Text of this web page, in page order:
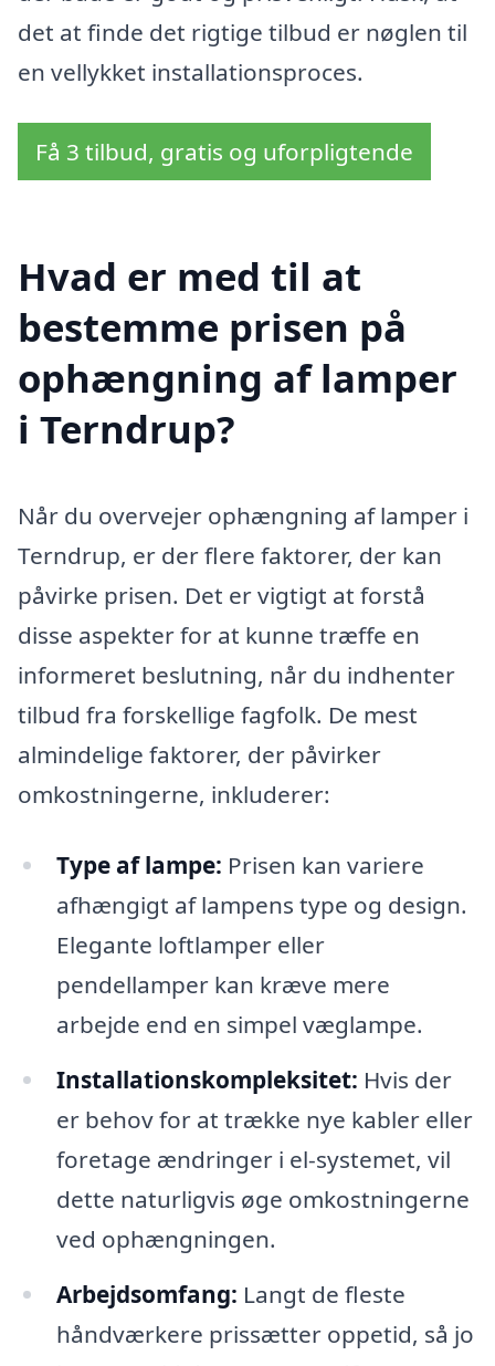
det at finde det rigtige tilbud er nøglen til
en vellykket installationsproces.
Få 3 tilbud, gratis og uforpligtende
Hvad er med til at
bestemme prisen på
ophængning af lamper
i Terndrup?
Når du overvejer ophængning af lamper i
Terndrup, er der flere faktorer, der kan
påvirke prisen. Det er vigtigt at forstå
disse aspekter for at kunne træffe en
informeret beslutning, når du indhenter
tilbud fra forskellige fagfolk. De mest
almindelige faktorer, der påvirker
omkostningerne, inkluderer:
Type af lampe: Prisen kan variere
afhængigt af lampens type og design.
Elegante loftlamper eller
pendellamper kan kræve mere
arbejde end en simpel væglampe.
Installationskompleksitet: Hvis der
er behov for at trække nye kabler eller
foretage ændringer i el-systemet, vil
dette naturligvis øge omkostningerne
ved ophængningen.
Arbejdsomfang: Langt de fleste
håndværkere prissætter oppetid, så jo